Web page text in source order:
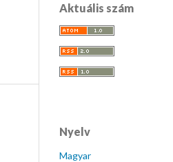
Aktuális szám
Nyelv
Magyar